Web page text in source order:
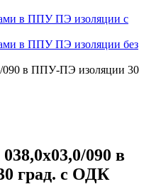
в ППУ ПЭ изоляции с
в ППУ ПЭ изоляции без
090 в ППУ-ПЭ изоляции 30
090 в
град. с ОДК